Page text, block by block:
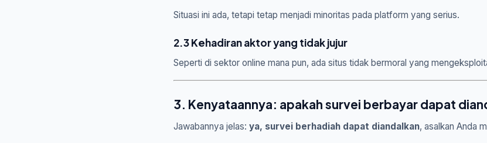
Situasi ini ada, tetapi tetap menjadi minoritas pada platform yang serius.
2.3 Kehadiran aktor yang tidak jujur
Seperti di sektor online mana pun, ada situs tidak bermoral yang
3. Kenyataannya: apakah survei berbayar dapat
Jawabannya jelas: ya, survei berhadiah dapat diandalkan, asalkan Anda